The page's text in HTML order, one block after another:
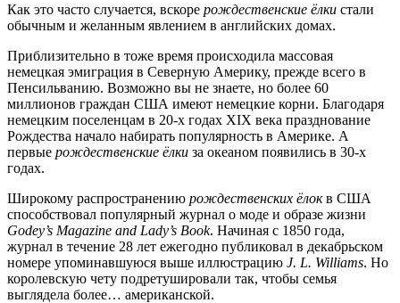
Как это часто случается, вскоре рождественские ёлки стали
обычным и желанным явлением в английских домах.
Приблизительно в тоже время происходила массовая
немецкая эмиграция в Северную Америку, прежде всего в
Пенсильванию. Возможно вы не знаете, но более 60
миллионов граждан США имеют немецкие корни. Благодаря
немецким поселенцам в 20-х годах XIX века празднование
Рождества начало набирать популярность в Америке. А
первые рождественские ёлки за океаном появились ​​​в 30-х
годах.
Широкому распространению рождественских ёлокв США
способствовал популярный журнал о моде и образе жизни
Godey’s Magazine and Lady’s Book. Начиная с 1850 года,
журнал в течение 28 лет ежегодно публиковал в декабрьском
номере упоминавшуюся выше иллюстрацию J. L. Williams. Но
королевскую чету подретушировали так, чтобы семья
выглядела более… американской.